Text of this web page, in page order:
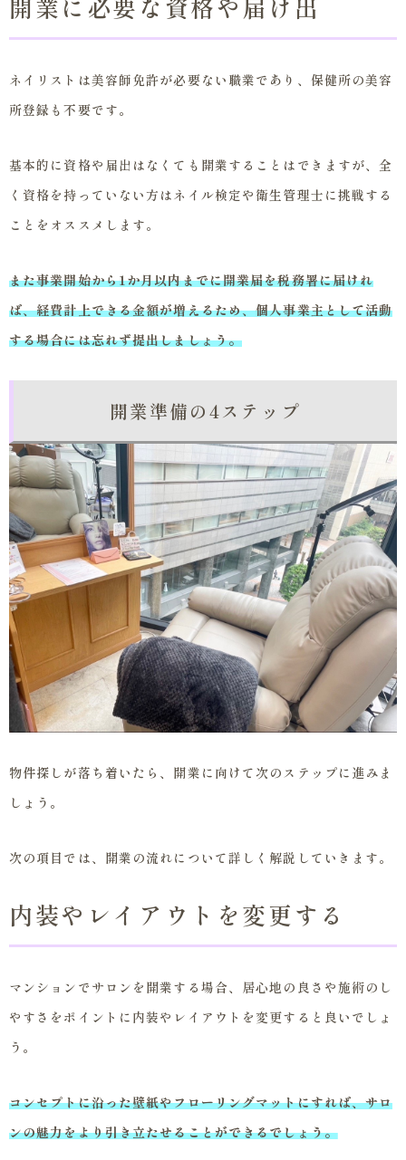
ネイリストは美容師免許が必要ない職業であり、保健所の美容
所登録も不要です。
基本的に資格や届出はなくても開業することはできますが、全
く資格を持っていない方はネイル検定や衛生管理士に挑戦する
ことをオススメします。
また事業開始から1か月以内までに開業届を税務署に届けれ
ば、経費計上できる金額が増えるため、個人事業主として活動
する場合には忘れず提出しましょう。
開業準備の4ステップ
物件探しが落ち着いたら、開業に向けて次のステップに進みま
しょう。
次の項目では、開業の流れについて詳しく解説していきます。
内装やレイアウトを変更する
マンションでサロンを開業する場合、居心地の良さや施術のし
やすさをポイントに内装やレイアウトを変更すると良いでしょ
う。
コンセプトに沿った壁紙やフローリングマットにすれば、サロ
ンの魅力をより引き立たせることができるでしょう。